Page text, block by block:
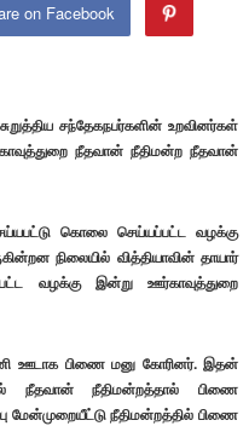
on Facebook
சந்தேகநபர்களின் உறவினர்கள்
நீதவான் நீதிமன்ற நீதவான்
கொலை செய்யப்பட்ட வழக்கு
நிலையில் வித்தியாவின் தாயார்
வழக்கு இன்று ஊர்காவுத்துறை
ஊடாக பிணை மனு கோரினர். இதன்
நீதவான் நீதிமன்றத்தால் பிணை
மேன்முறையீட்டு நீதிமன்றத்தில் பிணை